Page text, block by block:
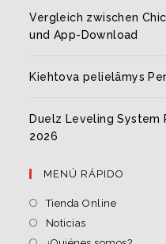
Vergleich zwischen
und App-Download
Kiehtova pelielämys
Duelz Leveling System
2026
MENÚ RÁPIDO
Tienda Online
Noticias